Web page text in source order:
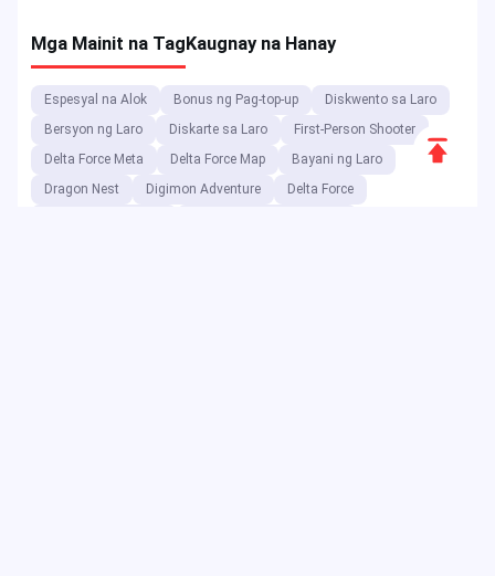
Mga Mainit na TagKaugnay na Hanay
Espesyal na Alok Bonus ng Pag-top-up
Diskwento sa Laro
Bersyon ng Laro
Diskarte sa Laro
First-Person Shooter
Delta Force Meta
Delta Force Map
Bayani ng Laro
Dragon Nest
Digimon Adventure
Delta Force
Scroll